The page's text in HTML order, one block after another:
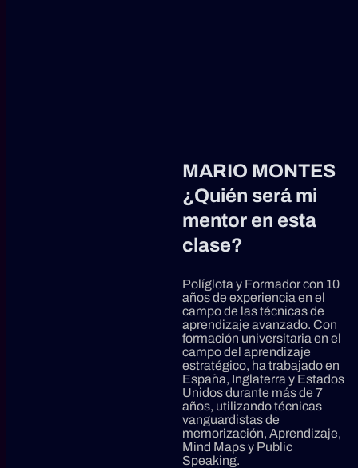
MARIO MONTES
¿Quién será mi
mentor en esta
clase?
Políglota y Formador con 10
años de experiencia en el
campo de las técnicas de
aprendizaje avanzado. Con
formación universitaria en el
campo del aprendizaje
estratégico, ha trabajado en
España, Inglaterra y Estados
Unidos durante más de 7
años, utilizando técnicas
vanguardistas de
memorización, Aprendizaje,
Mind Maps y Public
Speaking.